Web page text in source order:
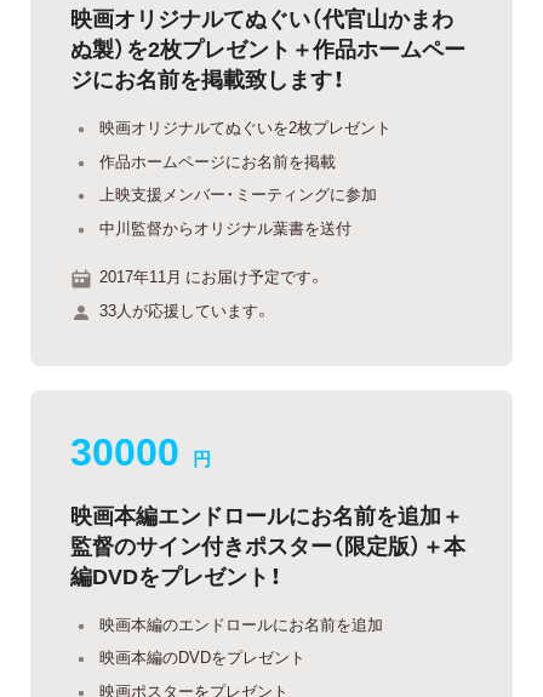
映画オリジナルてぬぐい（代官山かまわ
ぬ製）を2枚プレゼント＋作品ホームペー
ジにお名前を掲載致します！
映画オリジナルてぬぐいを2枚プレゼント
作品ホームページにお名前を掲載
上映支援メンバー・ミーティングに参加
中川監督からオリジナル葉書を送付
2017年11月 にお届け予定です。
33人が応援しています。
30000 円
映画本編エンドロールにお名前を追加＋
監督のサイン付きポスター（限定版）＋本
編DVDをプレゼント！
映画本編のエンドロールにお名前を追加
映画本編のDVDをプレゼント
映画ポスターをプレゼント